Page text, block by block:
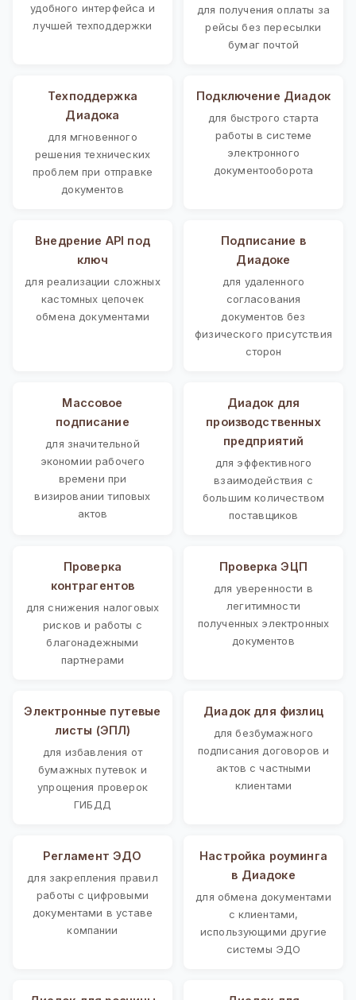
удобного интерфейса и
лучшей техподдержки
для получения оплаты за
рейсы без пересылки
бумаг почтой
Техподдержка
Диадока
для мгновенного
решения технических
проблем при отправке
документов
Подключение Диадок
для быстрого старта
работы в системе
электронного
документооборота
Внедрение API под
ключ
для реализации сложных
кастомных цепочек
обмена документами
Подписание в
Диадоке
для удаленного
согласования
документов без
физического присутствия
сторон
Массовое
подписание
для значительной
экономии рабочего
времени при
визировании типовых
актов
Диадок для
производственных
предприятий
для эффективного
взаимодействия с
большим количеством
поставщиков
Проверка
контрагентов
для снижения налоговых
рисков и работы с
благонадежными
партнерами
Проверка ЭЦП
для уверенности в
легитимности
полученных электронных
документов
Электронные путевые
листы (ЭПЛ)
для избавления от
бумажных путевок и
упрощения проверок
ГИБДД
Диадок для физлиц
для безбумажного
подписания договоров и
актов с частными
клиентами
Регламент ЭДО
для закрепления правил
работы с цифровыми
документами в уставе
компании
Настройка роуминга
в Диадоке
для обмена документами
с клиентами,
использующими другие
системы ЭДО